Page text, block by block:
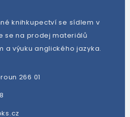
knihkupectví se sídlem v
se na prodej materiálů
a výuku anglického jazyka.
266 01